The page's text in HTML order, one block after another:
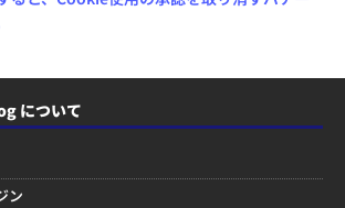
について
ン